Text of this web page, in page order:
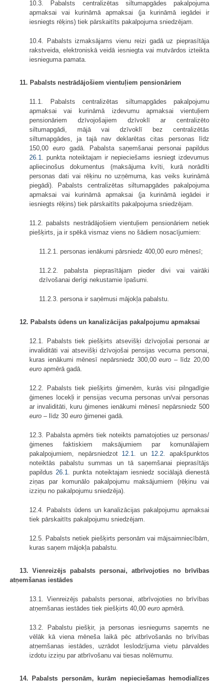
10.3. Pabalsts centralizētas siltumapgādes pakalpojuma
apmaksai vai kurināmā apmaksai (ja kurināmā iegādei ir
iesniegts rēķins) tiek pārskaitīts pakalpojuma sniedzējam.
10.4. Pabalsts izmaksājams vienu reizi gadā uz pieprasītāja
rakstveida, elektroniskā veidā iesniegta vai mutvārdos izteikta
iesnieguma pamata.
11. Pabalsts nestrādājošiem vientuļiem pensionāriem
11.1. Pabalsts centralizētas siltumapgādes pakalpojumu
apmaksai vai kurināmā izdevumu apmaksai vientuļiem
pensionāriem dzīvojošajiem dzīvoklī ar centralizēto
siltumapgādi, mājā vai dzīvoklī bez centralizētās
siltumapgādes, ja tajā nav deklarētas citas personas līdz
150,00 euro gadā. Pabalsta saņemšanai personai papildus
26.1. punkta noteiktajam ir nepieciešams iesniegt izdevumus
apliecinošus dokumentus (maksājuma kvīti, kurā norādīti
personas dati vai rēķinu no uzņēmuma, kas veiks kurināmā
piegādi). Pabalsts centralizētas siltumapgādes pakalpojuma
apmaksai vai kurināmā apmaksai (ja kurināmā iegādei ir
iesniegts rēķins) tiek pārskaitīts pakalpojuma sniedzējam.
11.2. pabalsts nestrādājošiem vientuļiem pensionāriem netiek
piešķirts, ja ir spēkā vismaz viens no šādiem nosacījumiem:
11.2.1. personas ienākumi pārsniedz 400,00 euro mēnesī;
11.2.2. pabalsta pieprasītājam pieder divi vai vairāki
dzīvošanai derīgi nekustamie īpašumi.
11.2.3. persona ir saņēmusi mājokļa pabalstu.
12. Pabalsts ūdens un kanalizācijas pakalpojumu apmaksai
12.1. Pabalsts tiek piešķirts atsevišķi dzīvojošai personai ar
invaliditāti vai atsevišķi dzīvojošai pensijas vecuma personai,
kuras ienākumi mēnesī nepārsniedz 300,00euro – līdz 20,00
euro apmērā gadā.
12.2. Pabalsts tiek piešķirts ģimenēm, kurās visi pilngadīgie
ģimenes locekļi ir pensijas vecuma personas un/vai personas
ar invaliditāti, kuru ģimenes ienākumi mēnesī nepārsniedz 500
euro – līdz 30 euro ģimenei gadā.
12.3. Pabalsta apmērs tiek noteikts pamatojoties uz personas/
ģimenes faktiskiem maksājumiem par komunālajiem
pakalpojumiem, nepārsniedzot 12.1. un 12.2. apakšpunktos
noteiktās pabalstu summas un tā saņemšanai pieprasītājs
papildus26.1. punkta noteiktajam iesniedz sociālajā dienestā
ziņas par komunālo pakalpojumu maksājumiem (rēķinu vai
izziņu no pakalpojumu sniedzēja).
12.4. Pabalsts ūdens un kanalizācijas pakalpojumu apmaksai
tiek pārskaitīts pakalpojumu sniedzējam.
12.5. Pabalsts netiek piešķirts personām vai mājsaimniecībām,
kuras saņem mājokļa pabalstu.
13. Vienreizējs pabalsts personai, atbrīvojoties no brīvības
atņemšanas iestādes
13.1. Vienreizējs pabalsts personai, atbrīvojoties no brīvības
atņemšanas iestādes tiek piešķirts 40,00 euro apmērā.
13.2. Pabalstu piešķir, ja personas iesniegums saņemts ne
vēlāk kā viena mēneša laikā pēc atbrīvošanās no brīvības
atņemšanas iestādes, uzrādot Ieslodzījuma vietu pārvaldes
izdotu izziņu par atbrīvošanu vai tiesas nolēmumu.
14. Pabalsts personām, kurām nepieciešamas hemodialīzes